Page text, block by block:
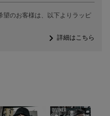
望のお客様は、以下よりラッピ
navigate_next詳細はこちら